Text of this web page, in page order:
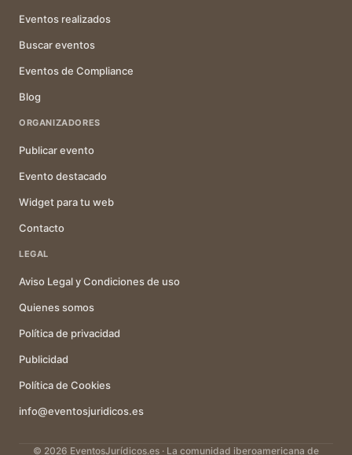
Eventos realizados
Buscar eventos
Eventos de Compliance
Blog
ORGANIZADORES
Publicar evento
Evento destacado
Widget para tu web
Contacto
LEGAL
Aviso Legal y Condiciones de uso
Quienes somos
Política de privacidad
Publicidad
Política de Cookies
info@eventosjuridicos.es
© 2026 EventosJurídicos.es · La comunidad iberoamericana de